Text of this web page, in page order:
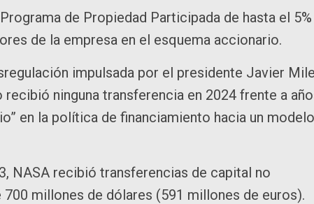
de Propiedad Participada de hasta el
de la empresa en el esquema accionario.
impulsada por el presidente Javier
ninguna transferencia en 2024 frente a
en la política de financiamiento hacia un
NASA recibió transferencias de capital no
millones de dólares (591 millones de euros).